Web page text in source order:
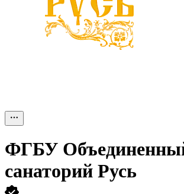
ФГБУ
санаторий Русь